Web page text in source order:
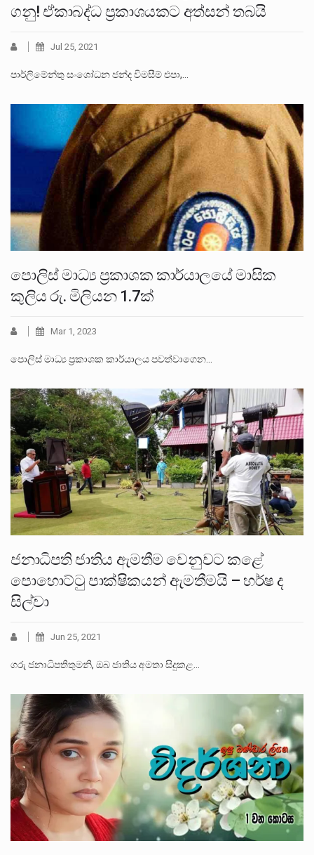
ගනු! ඒකාබද්ධ ප්‍රකාශයකට අත්සන් තබයි
Jul 25, 2021
පාර්ලිමේන්තු සංශෝධන ජන්ද විමසීම් එපා,…
පොලිස් මාධ්‍ය ප්‍රකාශක කාර්යාලයේ මාසික
කුලිය රු. මිලියන 1.7ක්
Mar 1, 2023
පොලිස් මාධ්‍ය ප්‍රකාශක කාර්යාලය පවත්වාගෙන…
ජනාධිපති ජාතිය ඇමතීම වෙනුවට කළේ
පොහොට්ටු පාක්ෂිකයන් ඇමතීමයි – හර්ෂ ද
සිල්වා
Jun 25, 2021
ගරු ජනාධිපතිතුමනි, ඔබ ජාතිය අමතා සිදුකළ…